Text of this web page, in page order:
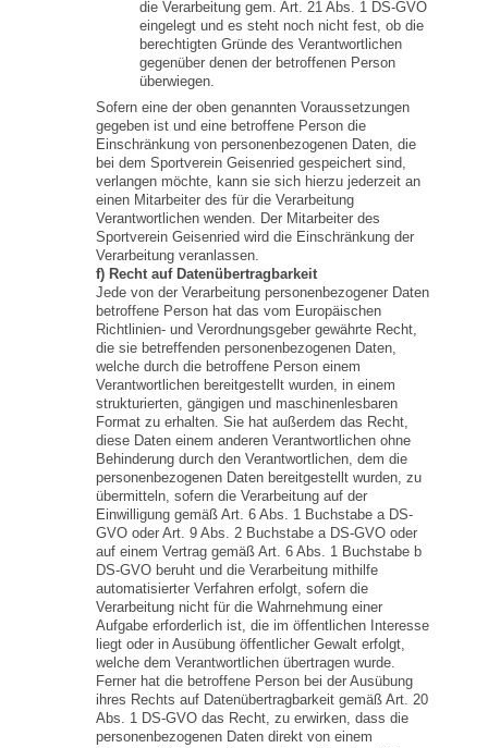
die Verarbeitung gem. Art. 21 Abs. 1 DS-GVO
eingelegt und es steht noch nicht fest, ob die
berechtigten Gründe des Verantwortlichen
gegenüber denen der betroffenen Person
überwiegen.
Sofern eine der oben genannten Voraussetzungen
gegeben ist und eine betroffene Person die
Einschränkung von personenbezogenen Daten, die
bei dem Sportverein Geisenried gespeichert sind,
verlangen möchte, kann sie sich hierzu jederzeit an
einen Mitarbeiter des für die Verarbeitung
Verantwortlichen wenden. Der Mitarbeiter des
Sportverein Geisenried wird die Einschränkung der
Verarbeitung veranlassen.
f) Recht auf Datenübertragbarkeit
Jede von der Verarbeitung personenbezogener Daten
betroffene Person hat das vom Europäischen
Richtlinien- und Verordnungsgeber gewährte Recht,
die sie betreffenden personenbezogenen Daten,
welche durch die betroffene Person einem
Verantwortlichen bereitgestellt wurden, in einem
strukturierten, gängigen und maschinenlesbaren
Format zu erhalten. Sie hat außerdem das Recht,
diese Daten einem anderen Verantwortlichen ohne
Behinderung durch den Verantwortlichen, dem die
personenbezogenen Daten bereitgestellt wurden, zu
übermitteln, sofern die Verarbeitung auf der
Einwilligung gemäß Art. 6 Abs. 1 Buchstabe a DS-
GVO oder Art. 9 Abs. 2 Buchstabe a DS-GVO oder
auf einem Vertrag gemäß Art. 6 Abs. 1 Buchstabe b
DS-GVO beruht und die Verarbeitung mithilfe
automatisierter Verfahren erfolgt, sofern die
Verarbeitung nicht für die Wahrnehmung einer
Aufgabe erforderlich ist, die im öffentlichen Interesse
liegt oder in Ausübung öffentlicher Gewalt erfolgt,
welche dem Verantwortlichen übertragen wurde.
Ferner hat die betroffene Person bei der Ausübung
ihres Rechts auf Datenübertragbarkeit gemäß Art. 20
Abs. 1 DS-GVO das Recht, zu erwirken, dass die
personenbezogenen Daten direkt von einem